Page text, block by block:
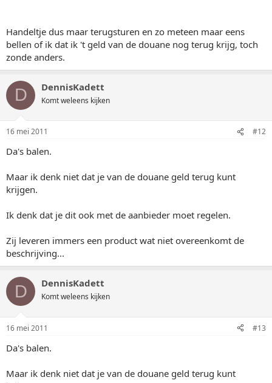
Handeltje dus maar terugsturen en zo meteen maar eens
bellen of ik dat ik 't geld van de douane nog terug krijg, toch
zonde anders.
D DennisKadett
Komt weleens kijken
16 mei 2011 #12
Da's balen.
Maar ik denk niet dat je van de douane geld terug kunt
krijgen.
Ik denk dat je dit ook met de aanbieder moet regelen.
Zij leveren immers een product wat niet overeenkomt de
beschrijving...
D DennisKadett
Komt weleens kijken
16 mei 2011 #13
Da's balen.
Maar ik denk niet dat je van de douane geld terug kunt